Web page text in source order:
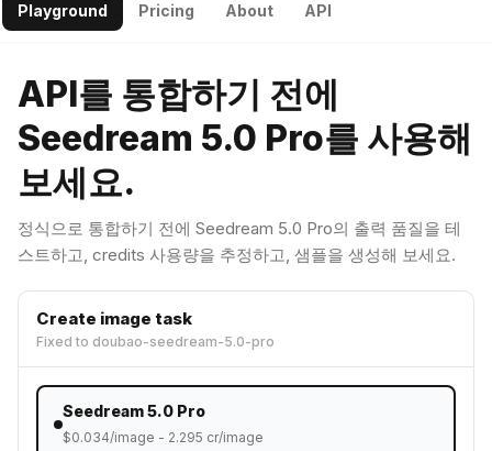
Playground Pricing About API
API를 통합하기 전에
Seedream 5.0 Pro를 사용해
보세요.
정식으로 통합하기 전에 Seedream 5.0 Pro의 출력 품질을 테
스트하고, credits 사용량을 추정하고, 샘플을 생성해 보세요.
Create image task
Fixed to doubao-seedream-5.0-pro
Seedream 5.0 Pro
$0.034/image - 2.295 cr/image